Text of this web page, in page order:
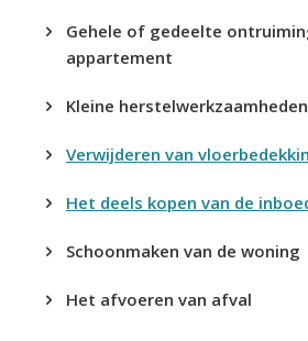
Gehele of gedeelte
appartement
Kleine herstelwerkzaamheden
Verwijderen van
Het deels kopen van de
Schoonmaken van de woning
Het afvoeren van afval